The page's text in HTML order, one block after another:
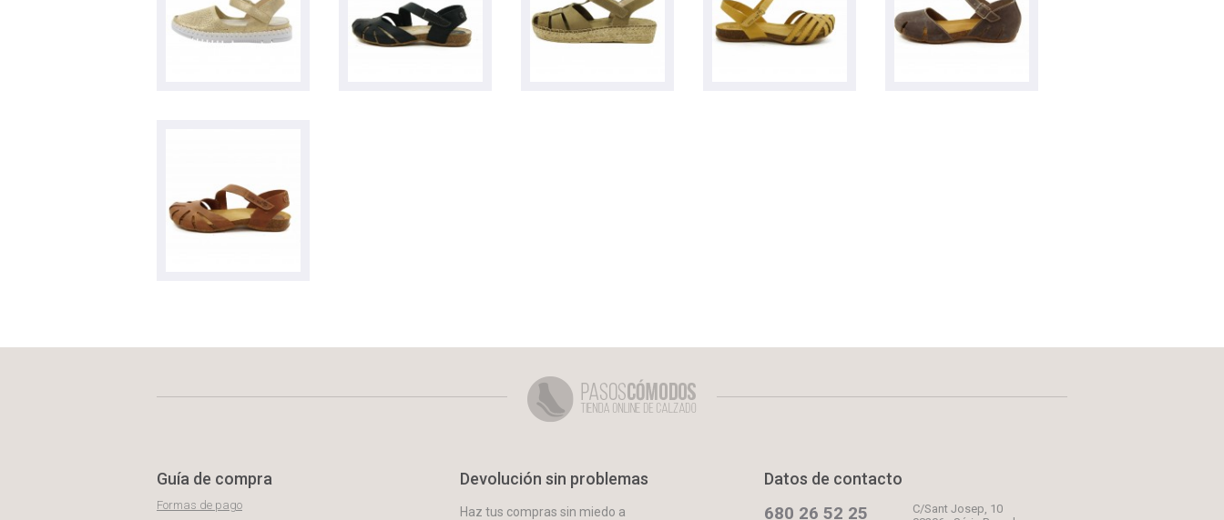
Guía de compra
Formas de pago
Devolución sin problemas
Haz tus compras sin miedo a
Datos de contacto
680 26 52 25
C/Sant Josep, 10